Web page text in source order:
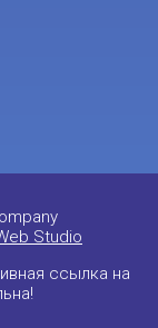
Studio
ссылка на